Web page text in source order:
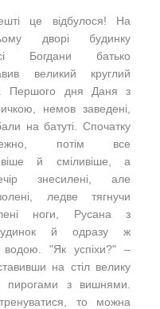
це відбулося! На
дворі будинку
Богдани батько
великий круглий
Першого дня Даня з
немов заведені,
на батуті. Спочатку
потім все
й сміливіше, а
знесилені, але
ледве тягнучи
ноги, Русана з
й одразу ж
водою. "Як успіхи?" –
на стіл велику
пирогами з вишнями.
то можна